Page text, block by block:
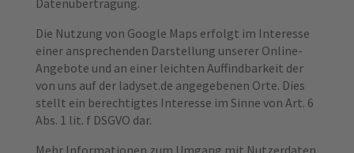
Datenübertragung.
Die Nutzung von Google Maps erfolgt im Interesse
einer ansprechenden Darstellung unserer Online-
Angebote und an einer leichten Auffindbarkeit der
von uns auf der ladyset.de angegebenen Orte. Dies
stellt ein berechtigtes Interesse im Sinne von Art. 6
Abs. 1 lit. f DSGVO dar.
Mehr Informationen zum Umgang mit Nutzerdaten